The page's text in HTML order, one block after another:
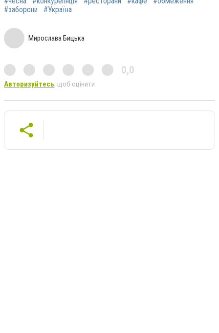
#заборони
#Україна
Мирослава Бицька
0,0
Авторизуйтесь, щоб оцінити